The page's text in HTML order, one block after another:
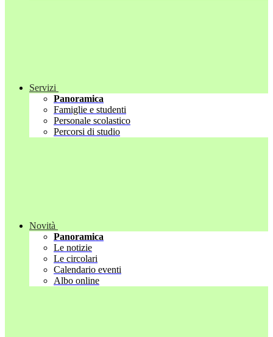
Servizi
Panoramica
Famiglie e studenti
Personale scolastico
Percorsi di studio
Novità
Panoramica
Le notizie
Le circolari
Calendario eventi
Albo online